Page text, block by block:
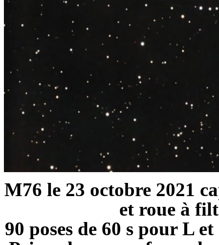
M76 le 23 octobre 2021
et roue à
90 poses de 60 s pour L